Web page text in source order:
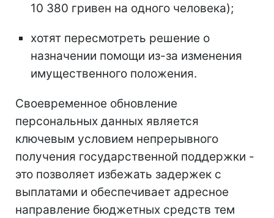
10 380 гривен на одного человека);
хотят пересмотреть решение о
назначении помощи из-за изменения
имущественного положения.
Своевременное обновление
персональных данных является
ключевым условием непрерывного
получения государственной поддержки -
это позволяет избежать задержек с
выплатами и обеспечивает адресное
направление бюджетных средств тем